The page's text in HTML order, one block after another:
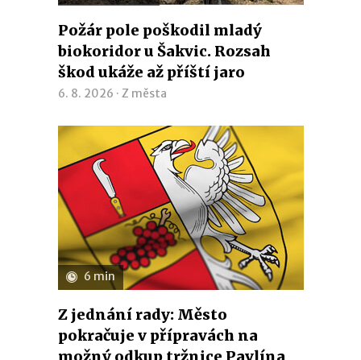
Požár pole poškodil mladý
biokoridor u Šakvic. Rozsah
škod ukáže až příští jaro
6. 8. 2026 · Z města
6 min
Z jednání rady: Město
pokračuje v přípravách na
možný odkup tržnice Pavlína